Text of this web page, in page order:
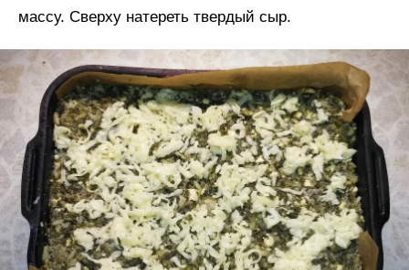
массу. Сверху натереть твердый сыр.